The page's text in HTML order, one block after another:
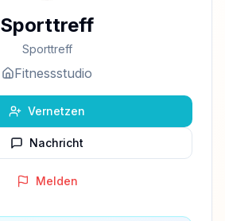
Sporttreff
Sporttreff
Fitnessstudio
Vernetzen
Nachricht
Melden